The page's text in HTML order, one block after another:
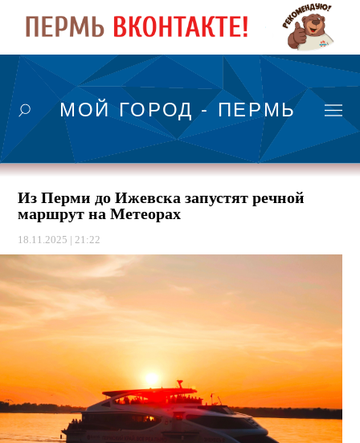
МОЙ ГОРОД - ПЕРМЬ
Из Перми до Ижевска запустят речной
маршрут на Метеорах
18.11.2025 | 21:22